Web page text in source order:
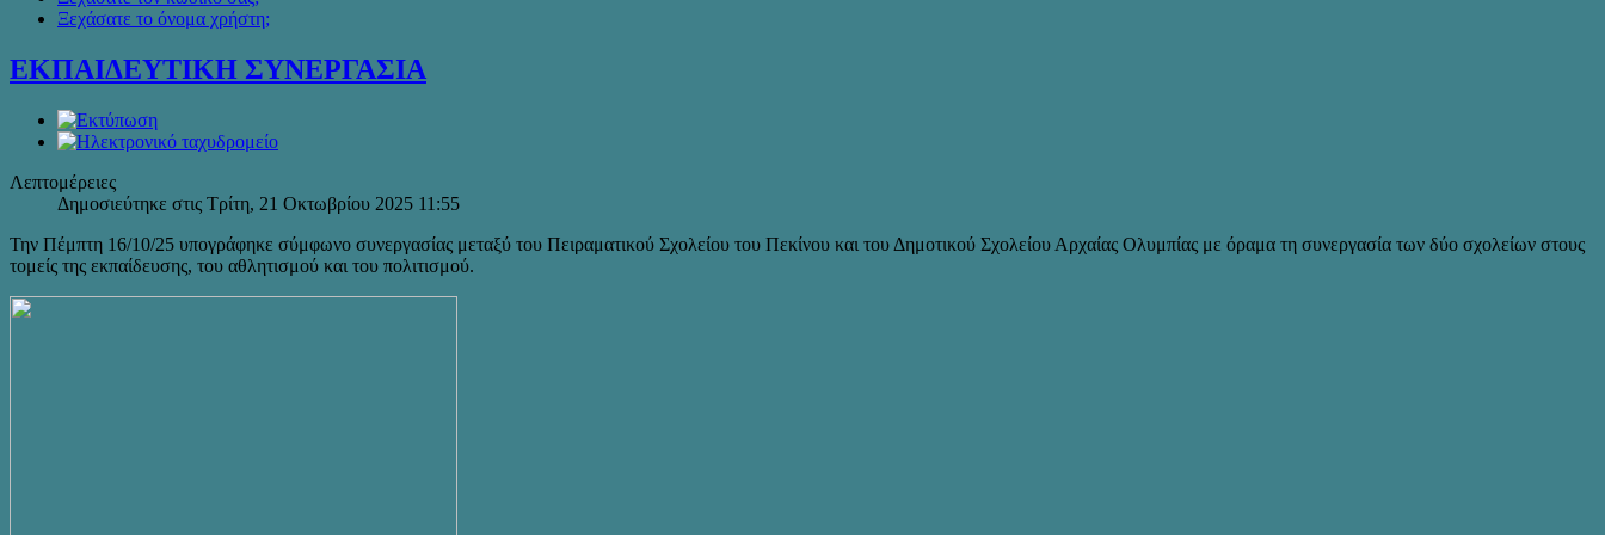
Ξεχάσατε το όνομα χρήστη;
ΕΚΠΑΙΔΕΥΤΙΚΗ ΣΥΝΕΡΓΑΣΙΑ
Λεπτομέρειες
Δημοσιεύτηκε στις Τρίτη, 21 Οκτωβρίου 2025 11:55
Την Πέμπτη 16/10/25 υπογράφηκε σύμφωνο συνεργασίας μεταξύ του Πειραματικού Σχολείου του Πεκίνου και του Δημοτικού Σχολείου Αρχαίας Ολυμπίας με όραμα τη συνεργασία των δύο σχολείων στους
τομείς της εκπαίδευσης, του αθλητισμού και του πολιτισμού.